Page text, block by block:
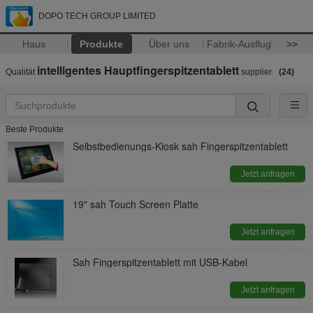
DOPO TECH GROUP LIMITED
Haus Produkte Über uns Fabrik-Ausflug >>
Qualität intelligentes Hauptfingerspitzentablett supplier. (24)
Beste Produkte
Selbstbedienungs-Kiosk sah Fingerspitzentablett
Jetzt anfragen
19" sah Touch Screen Platte
Jetzt anfragen
Sah Fingerspitzentablett mit USB-Kabel
Jetzt anfragen